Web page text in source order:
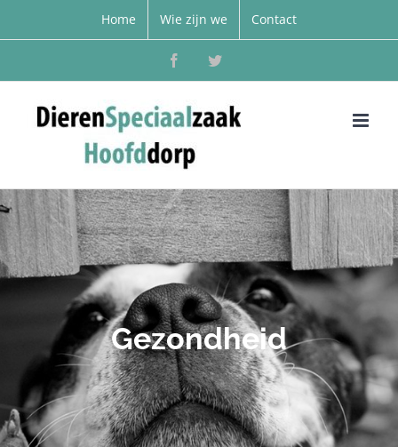
Home Wie zijn we Contact
FacebookTwitter
Gezondheid